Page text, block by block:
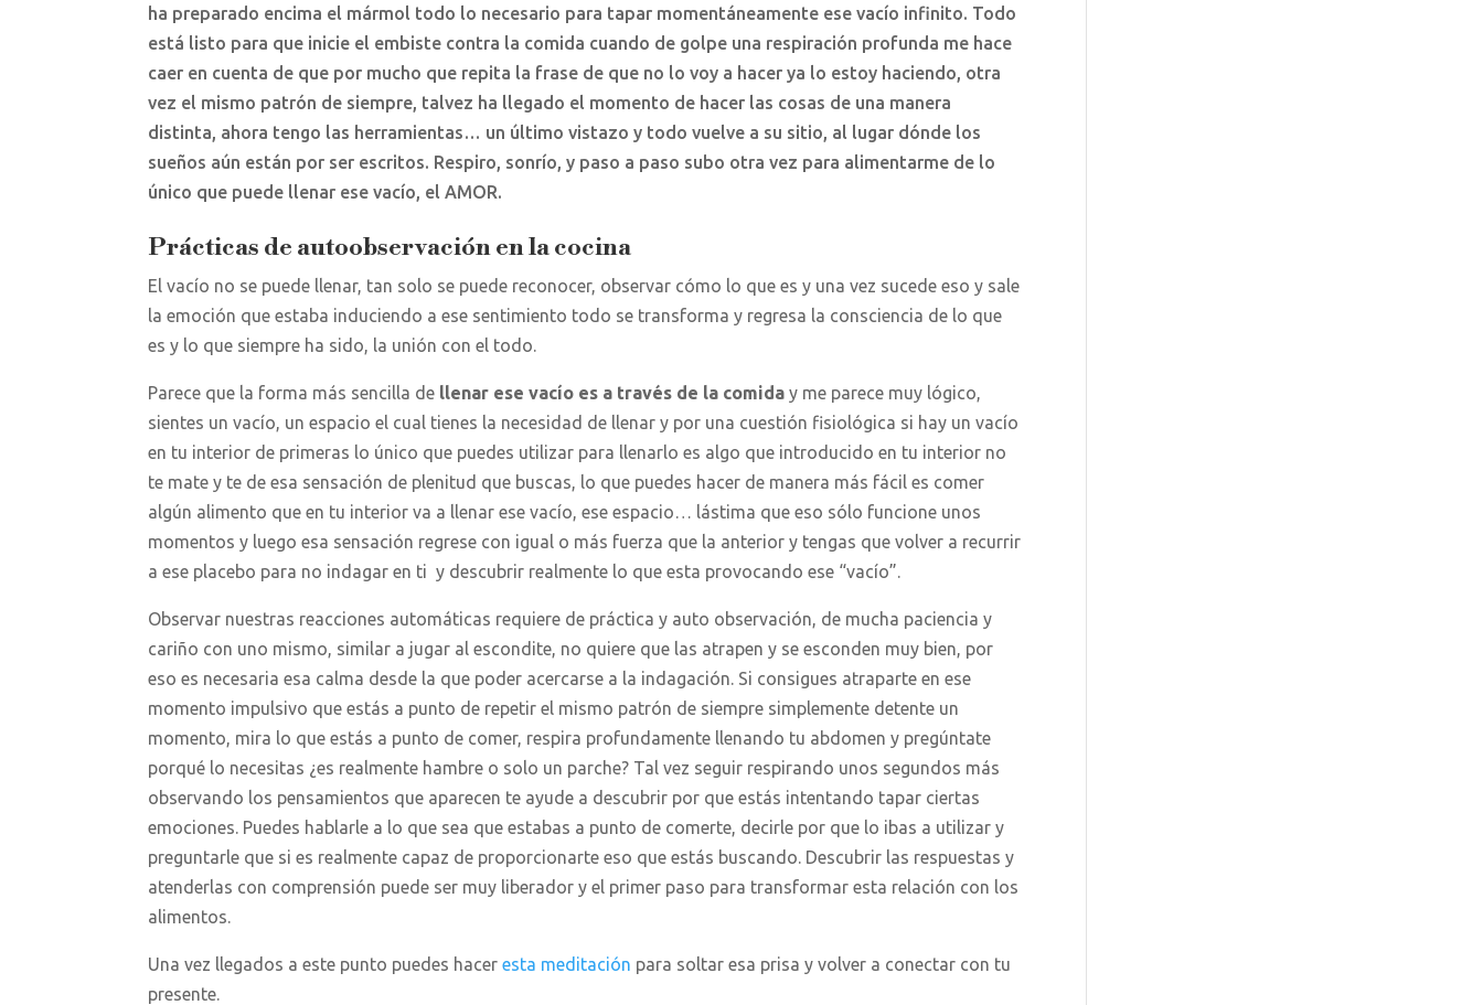
ha preparado encima el mármol todo lo necesario para tapar momentáneamente ese vacío infinito. Todo
está listo para que inicie el embiste contra la comida cuando de golpe una respiración profunda me hace
caer en cuenta de que por mucho que repita la frase de que no lo voy a hacer ya lo estoy haciendo, otra
vez el mismo patrón de siempre, talvez ha llegado el momento de hacer las cosas de una manera
distinta, ahora tengo las herramientas… un último vistazo y todo vuelve a su sitio, al lugar dónde los
sueños aún están por ser escritos. Respiro, sonrío, y paso a paso subo otra vez para alimentarme de lo
único que puede llenar ese vacío, el AMOR.
Prácticas de autoobservación en la cocina
El vacío no se puede llenar, tan solo se puede reconocer, observar cómo lo que es y una vez sucede eso y sale
la emoción que estaba induciendo a ese sentimiento todo se transforma y regresa la consciencia de lo que
es y lo que siempre ha sido, la unión con el todo.
Parece que la forma más sencilla de llenar ese vacío es a través de la comida y me parece muy lógico,
sientes un vacío, un espacio el cual tienes la necesidad de llenar y por una cuestión fisiológica si hay un vacío
en tu interior de primeras lo único que puedes utilizar para llenarlo es algo que introducido en tu interior no
te mate y te de esa sensación de plenitud que buscas, lo que puedes hacer de manera más fácil es comer
algún alimento que en tu interior va a llenar ese vacío, ese espacio… lástima que eso sólo funcione unos
momentos y luego esa sensación regrese con igual o más fuerza que la anterior y tengas que volver a recurrir
a ese placebo para no indagar en ti y descubrir realmente lo que esta provocando ese “vacío”.
Observar nuestras reacciones automáticas requiere de práctica y auto observación, de mucha paciencia y
cariño con uno mismo, similar a jugar al escondite, no quiere que las atrapen y se esconden muy bien, por
eso es necesaria esa calma desde la que poder acercarse a la indagación. Si consigues atraparte en ese
momento impulsivo que estás a punto de repetir el mismo patrón de siempre simplemente detente un
momento, mira lo que estás a punto de comer, respira profundamente llenando tu abdomen y pregúntate
porqué lo necesitas ¿es realmente hambre o solo un parche? Tal vez seguir respirando unos segundos más
observando los pensamientos que aparecen te ayude a descubrir por que estás intentando tapar ciertas
emociones. Puedes hablarle a lo que sea que estabas a punto de comerte, decirle por que lo ibas a utilizar y
preguntarle que si es realmente capaz de proporcionarte eso que estás buscando. Descubrir las respuestas y
atenderlas con comprensión puede ser muy liberador y el primer paso para transformar esta relación con los
alimentos.
Una vez llegados a este punto puedes haceresta meditación para soltar esa prisa y volver a conectar con tu
presente.